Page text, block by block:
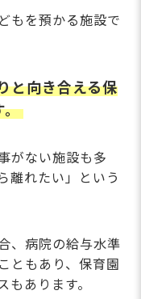
もを預かる施設で
と向き合える保
。
がない施設も多
離れたい」という
、病院の給与水準
ともあり、保育園
あります。